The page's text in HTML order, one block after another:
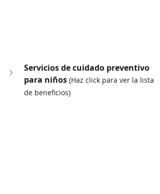
Servicios de cuidado preventivo
para niños (Haz click para ver la lista
de beneficios)